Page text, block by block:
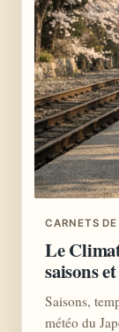
CARNETS
Le
saisons
Saisons,
météo du